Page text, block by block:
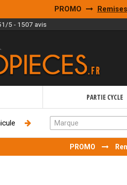
PROMO
5 - 1507 avis
PARTIE CYCLE
Marque
PROMO